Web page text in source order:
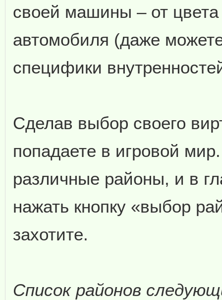
своей машины – от цвета
автомобиля (даже
специфики
Сделав выбор своего
попадаете в игровой
различные районы, и в
нажать кнопку «выбор
захотите.
Список районов